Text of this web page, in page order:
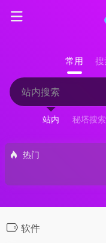
常用 搜
站内 秘塔搜索
热门
软件